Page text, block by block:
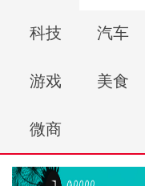
科技 汽车
游戏 美食
微商